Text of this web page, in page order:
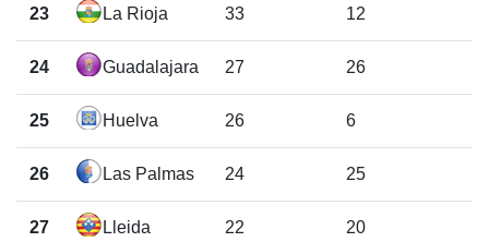
23 La Rioja 33 12
24 Guadalajara 27 26
25 Huelva 26 6
26 Las Palmas 24 25
27 Lleida 22 20